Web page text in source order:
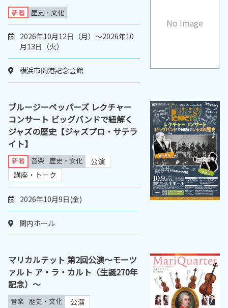
No Image
新着 歴史・文化
2026年10月12日（月）～2026年10
月13日（火）
横浜市開港記念会館
ブルージーペッパーズ レクチャー
コンサート ビッグバンドで紐解く
ジャズの歴史【ジャズプロ・サテラ
イト】
新着 音楽 歴史・文化
公演
講座・トーク
2026年10月9日(金)
関内ホール
マリカルテット 第2回公演～モーツ
ァルト ア・ラ・カルト（生誕270年
記念）～
音楽 歴史・文化 公演